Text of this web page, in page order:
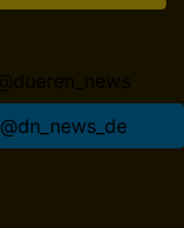
@dn_news_de